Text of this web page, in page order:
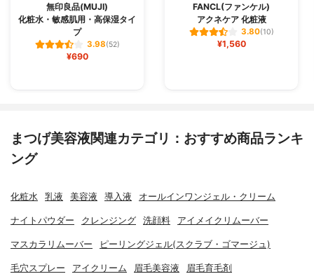
無印良品(MUJI)
化粧水・敏感肌用・高保湿タイ
プ
3.98(52)
¥690
FANCL(ファンケル)
アクネケア 化粧液
3.80(10)
¥1,560
まつげ美容液関連カテゴリ：おすすめ商品ランキ
ング
化粧水 乳液 美容液 導入液 オールインワンジェル・クリーム
ナイトパウダー クレンジング 洗顔料 アイメイクリムーバー
マスカラリムーバー ピーリングジェル(スクラブ・ゴマージュ)
毛穴スプレー アイクリーム 眉毛美容液 眉毛育毛剤